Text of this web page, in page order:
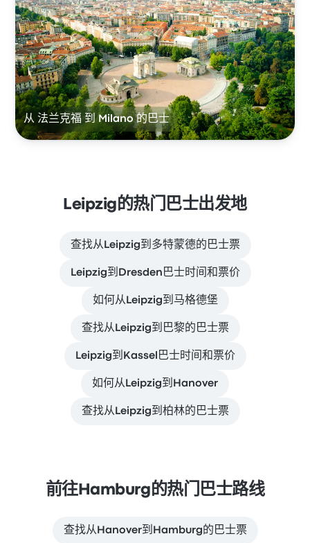
从 法兰克福 到 Milano 的巴士
Leipzig的热门巴士出发地
查找从Leipzig到多特蒙德的巴士票
Leipzig到Dresden巴士时间和票价
如何从Leipzig到马格德堡
查找从Leipzig到巴黎的巴士票
Leipzig到Kassel巴士时间和票价
如何从Leipzig到Hanover
查找从Leipzig到柏林的巴士票
前往Hamburg的热门巴士路线
查找从Hanover到Hamburg的巴士票